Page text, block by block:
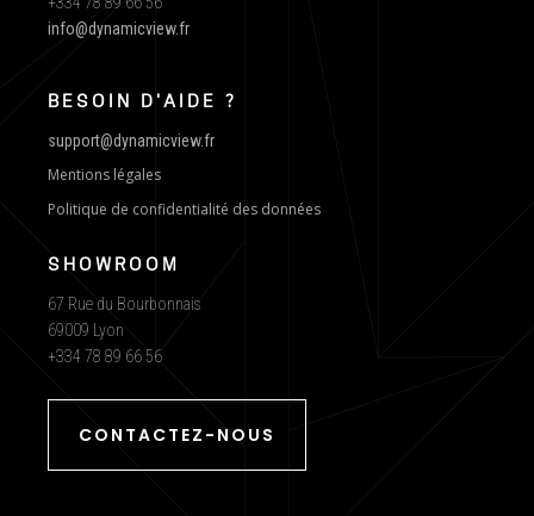
info@dynamicview.fr
BESOIN D'AIDE ?
support@dynamicview.fr
Mentions légales
Politique de confidentialité des données
SHOWROOM
67 Rue du Bourbonnais
69009 Lyon
+334 78 89 66 56
CONTACTEZ-NOUS